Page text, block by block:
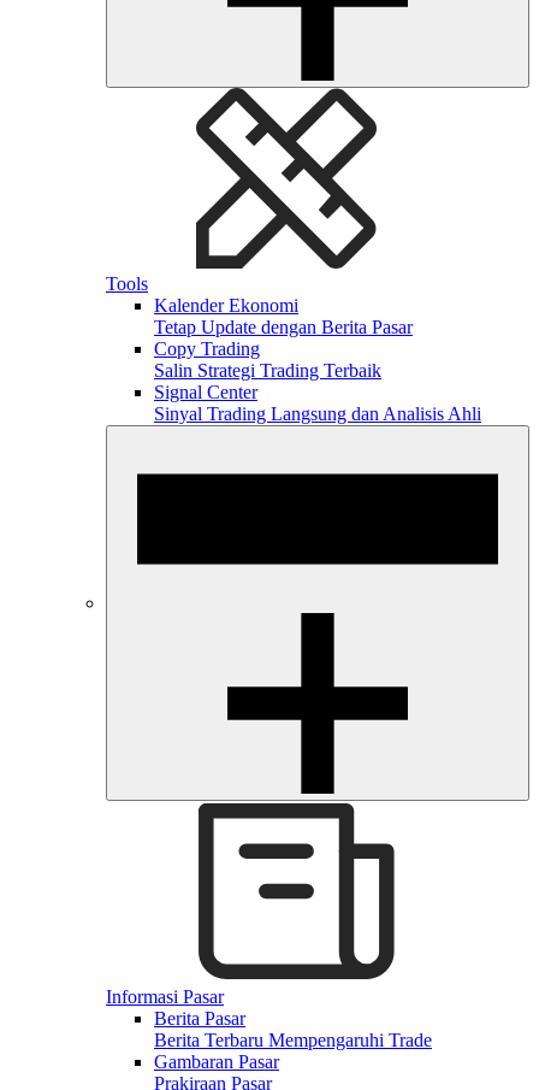
Tools
Kalender Ekonomi
Tetap Update dengan Berita Pasar
Copy Trading
Salin Strategi Trading Terbaik
Signal Center
Sinyal Trading Langsung dan Analisis Ahli
Informasi Pasar
Berita Pasar
Berita Terbaru Mempengaruhi Trade
Gambaran Pasar
Prakiraan Pasar